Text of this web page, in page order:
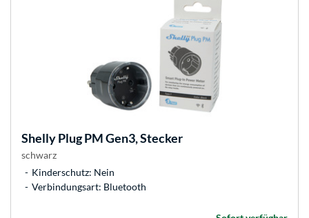
ShellyPlug PM Gen3, Stecker
schwarz
Kinderschutz: Nein
Verbindungsart: Bluetooth